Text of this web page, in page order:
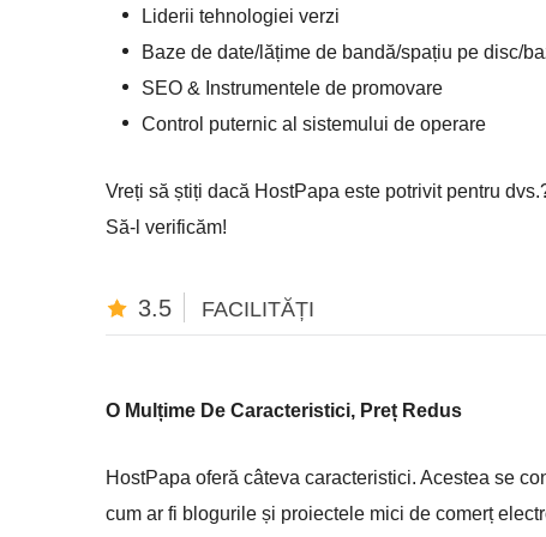
Liderii tehnologiei verzi
Baze de date/lățime de bandă/spațiu pe disc/
SEO & Instrumentele de promovare
Control puternic al sistemului de operare
Vreți să știți dacă HostPapa este potrivit pentru
Să-l verificăm!
3.5 FACILITĂȚI
O Mulțime De Caracteristici, Preț Redus
HostPapa oferă câteva caracteristici. Acestea se
cum ar fi blogurile și proiectele mici de comerț